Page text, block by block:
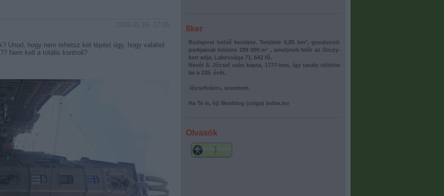
8ker
Budapest belső kerülete. Területe 6,85 km², gondozott
parkjainak felülete 299 000 m² , amelynek felét az Orczy-
kert adja. Lakossága 71. 642 fő.
Nevét II. József után kapta, 1777-ben, így tavaly töltötte
be a 235. évét.
Józsefváros, szeretem.
Ha Te is, írj! 8kerblog (csiga) index.hu
Olvasók
?? Nem kell a totális kontroll?